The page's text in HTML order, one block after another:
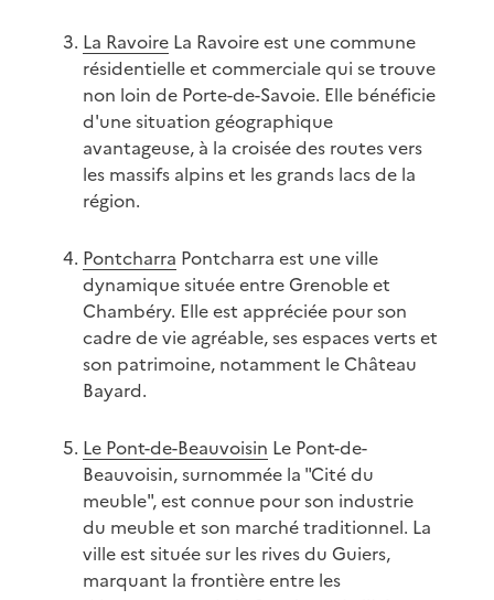
La RavoireLa Ravoire est une commune
résidentielle et commerciale qui se trouve
non loin de Porte-de-Savoie. Elle bénéficie
d'une situation géographique
avantageuse, à la croisée des routes vers
les massifs alpins et les grands lacs de la
région.
Pontcharra Pontcharra est une ville
dynamique située entre Grenoble et
Chambéry. Elle est appréciée pour son
cadre de vie agréable, ses espaces verts et
son patrimoine, notamment le Château
Bayard.
Le Pont-de-Beauvoisin Le Pont-de-
Beauvoisin, surnommée la "Cité du
meuble", est connue pour son industrie
du meuble et son marché traditionnel. La
ville est située sur les rives du Guiers,
marquant la frontière entre les